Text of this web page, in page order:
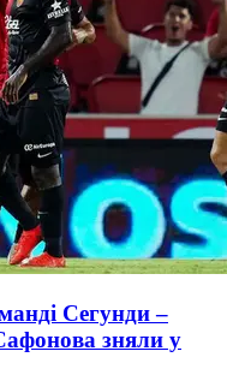
Сегунди –
зняли у